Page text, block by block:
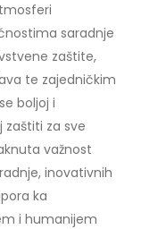
saradnje
zaštite,
te zajedničkim
boljoj i
zaštiti za sve
važnost
inovativnih
ka
i humanijem